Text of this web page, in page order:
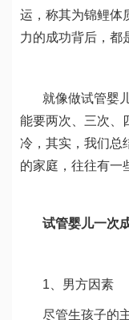
运，称其为锦鲤体
力的成功背后，都
就像做试管婴
能要两次、三次
冷，其实，我们总
的家庭，往往有一
试管婴儿一次
1、男方因素
尽管生孩子的